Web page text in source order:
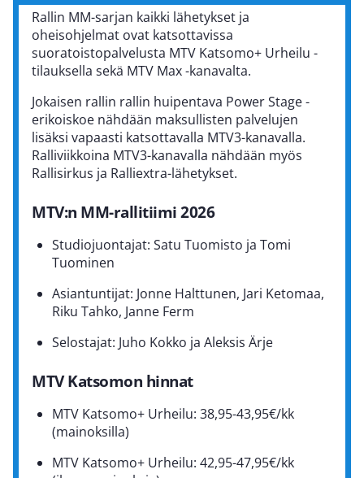
Rallin MM-sarjan kaikki lähetykset ja
oheisohjelmat ovat katsottavissa
suoratoistopalvelusta MTV Katsomo+ Urheilu -
tilauksella sekä MTV Max -kanavalta.
Jokaisen rallin rallin huipentava Power Stage -
erikoiskoe nähdään maksullisten palvelujen
lisäksi vapaasti katsottavalla MTV3-kanavalla.
Ralliviikkoina MTV3-kanavalla nähdään myös
Rallisirkus ja Ralliextra-lähetykset.
MTV:n MM-rallitiimi 2026
Studiojuontajat: Satu Tuomisto ja Tomi
Tuominen
Asiantuntijat: Jonne Halttunen, Jari Ketomaa,
Riku Tahko, Janne Ferm
Selostajat: Juho Kokko ja Aleksis Ärje
MTV Katsomon hinnat
MTV Katsomo+ Urheilu: 38,95-43,95€/kk
(mainoksilla)
MTV Katsomo+ Urheilu: 42,95-47,95€/kk